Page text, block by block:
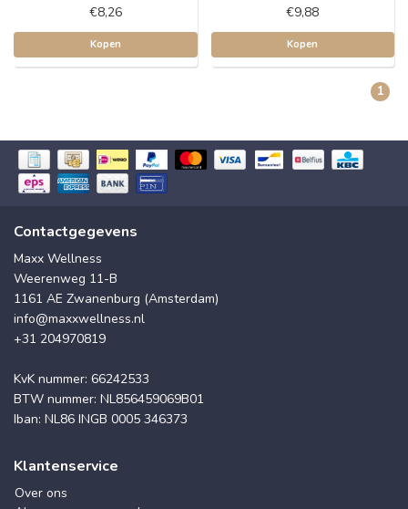
€8,26
Kopen
€9,88
Kopen
1
Contactgegevens
Maxx Wellness
Weerenweg 11-B
1161 AE Zwanenburg (Amsterdam)
info@maxxwellness.nl
+31 204970819
KvK nummer: 66242533
BTW nummer: NL856459069B01
Iban: NL86 INGB 0005 346373
Klantenservice
Over ons